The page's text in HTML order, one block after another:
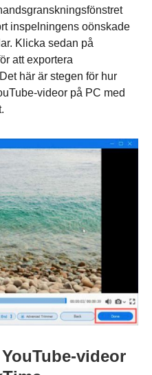
inspelningens oönskade
Klicka sedan på
att exportera
här är stegen för hur
videor på PC med
videor